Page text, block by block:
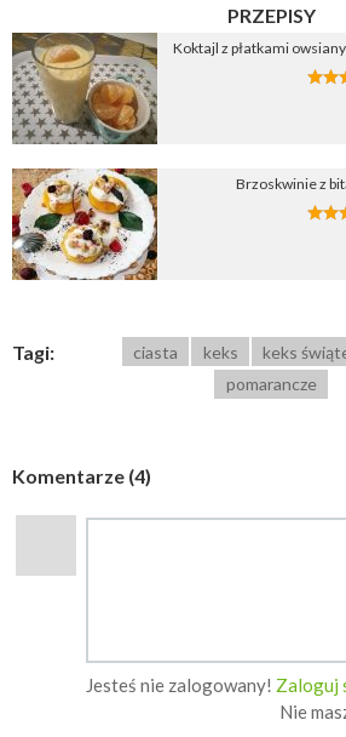
PRZEPISY
Koktajl z płatkami
Brzoskwinie z
Tagi: ciasta keks keks
pomarancze
Komentarze (4)
Jesteś nie zalogowany! Zaloguj
Nie